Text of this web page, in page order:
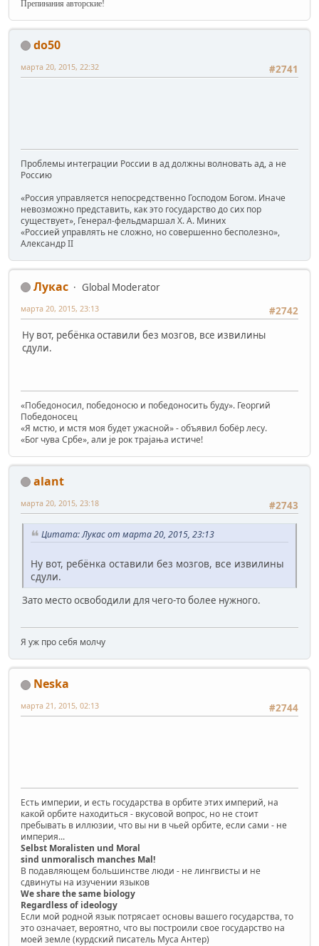
Препинания авторские!
do50
#2741
марта 20, 2015, 22:32
Проблемы интеграции России в ад должны волновать ад, а не
Россию
«Россия управляется непосредственно Господом Богом. Иначе
невозможно представить, как это государство до сих пор
существует», Генерал-фельдмаршал Х. А. Миних
«Россией управлять не сложно, но совершенно бесполезно»,
Александр II
Лукас
Global Moderator
#2742
марта 20, 2015, 23:13
Ну вот, ребёнка оставили без мозгов, все извилины
сдули.
«Победоносил, победоносю и победоносить буду». Георгий
Победоносец
«Я мстю, и мстя моя будет ужасной» - объявил бобёр лесу.
«Бог чува Србе», али је рок трајања истиче!
alant
#2743
марта 20, 2015, 23:18
Цитата: Лукас от марта 20, 2015, 23:13
Ну вот, ребёнка оставили без мозгов, все извилины
сдули.
Зато место освободили для чего-то более нужного.
Я уж про себя молчу
Neska
#2744
марта 21, 2015, 02:13
Есть империи, и есть государства в орбите этих империй, на
какой орбите находиться - вкусовой вопрос, но не стоит
пребывать в иллюзии, что вы ни в чьей орбите, если сами - не
империя...
Selbst Moralisten und Moral
sind unmoralisch manches Mal!
В подавляющем большинстве люди - не лингвисты и не
сдвинуты на изучении языков
We share the same biology
Regardless of ideology
Если мой родной язык потрясает основы вашего государства, то
это означает, вероятно, что вы построили свое государство на
моей земле (курдский писатель Муса Антер)